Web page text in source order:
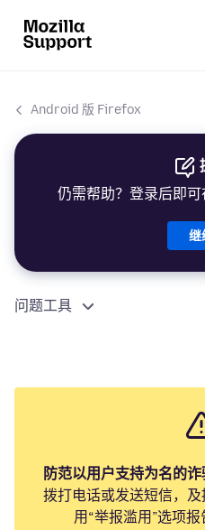
Android 版 Firefox
仍需帮助？登录后即可
继
问题工具
防范以用户支持为名的诈
拨打电话或发送短信，
用“举报滥用”选项报